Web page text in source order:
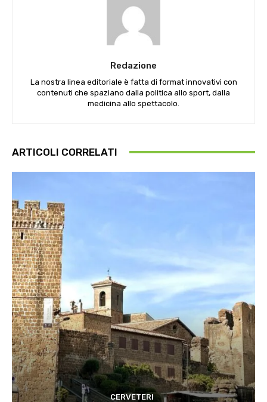
Redazione
La nostra linea editoriale è fatta di format innovativi con
contenuti che spaziano dalla politica allo sport, dalla
medicina allo spettacolo.
ARTICOLI CORRELATI
CERVETERI